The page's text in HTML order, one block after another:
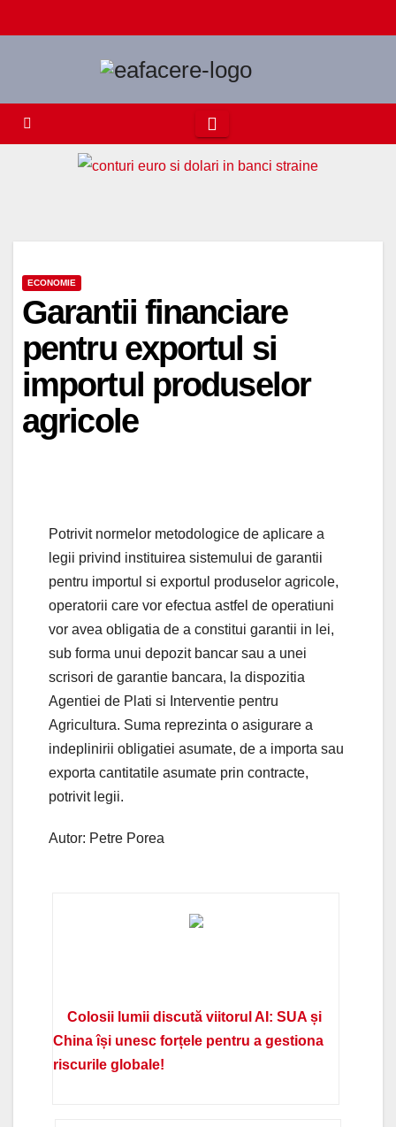
to
ECONOMIE
Garantii financiare
pentru exportul si
importul produselor
agricole
Potrivit normelor metodologice de aplicare a
legii privind instituirea sistemului de garantii
pentru importul si exportul produselor agricole,
operatorii care vor efectua astfel de operatiuni
vor avea obligatia de a constitui garantii in lei,
sub forma unui depozit bancar sau a unei
scrisori de garantie bancara, la dispozitia
Agentiei de Plati si Interventie pentru
Agricultura. Suma reprezinta o asigurare a
indeplinirii obligatiei asumate, de a importa sau
exporta cantitatile asumate prin contracte,
potrivit legii.
Autor: Petre Porea
Colosii lumii discută viitorul AI: SUA și
China își unesc forțele pentru a gestiona
riscurile globale!